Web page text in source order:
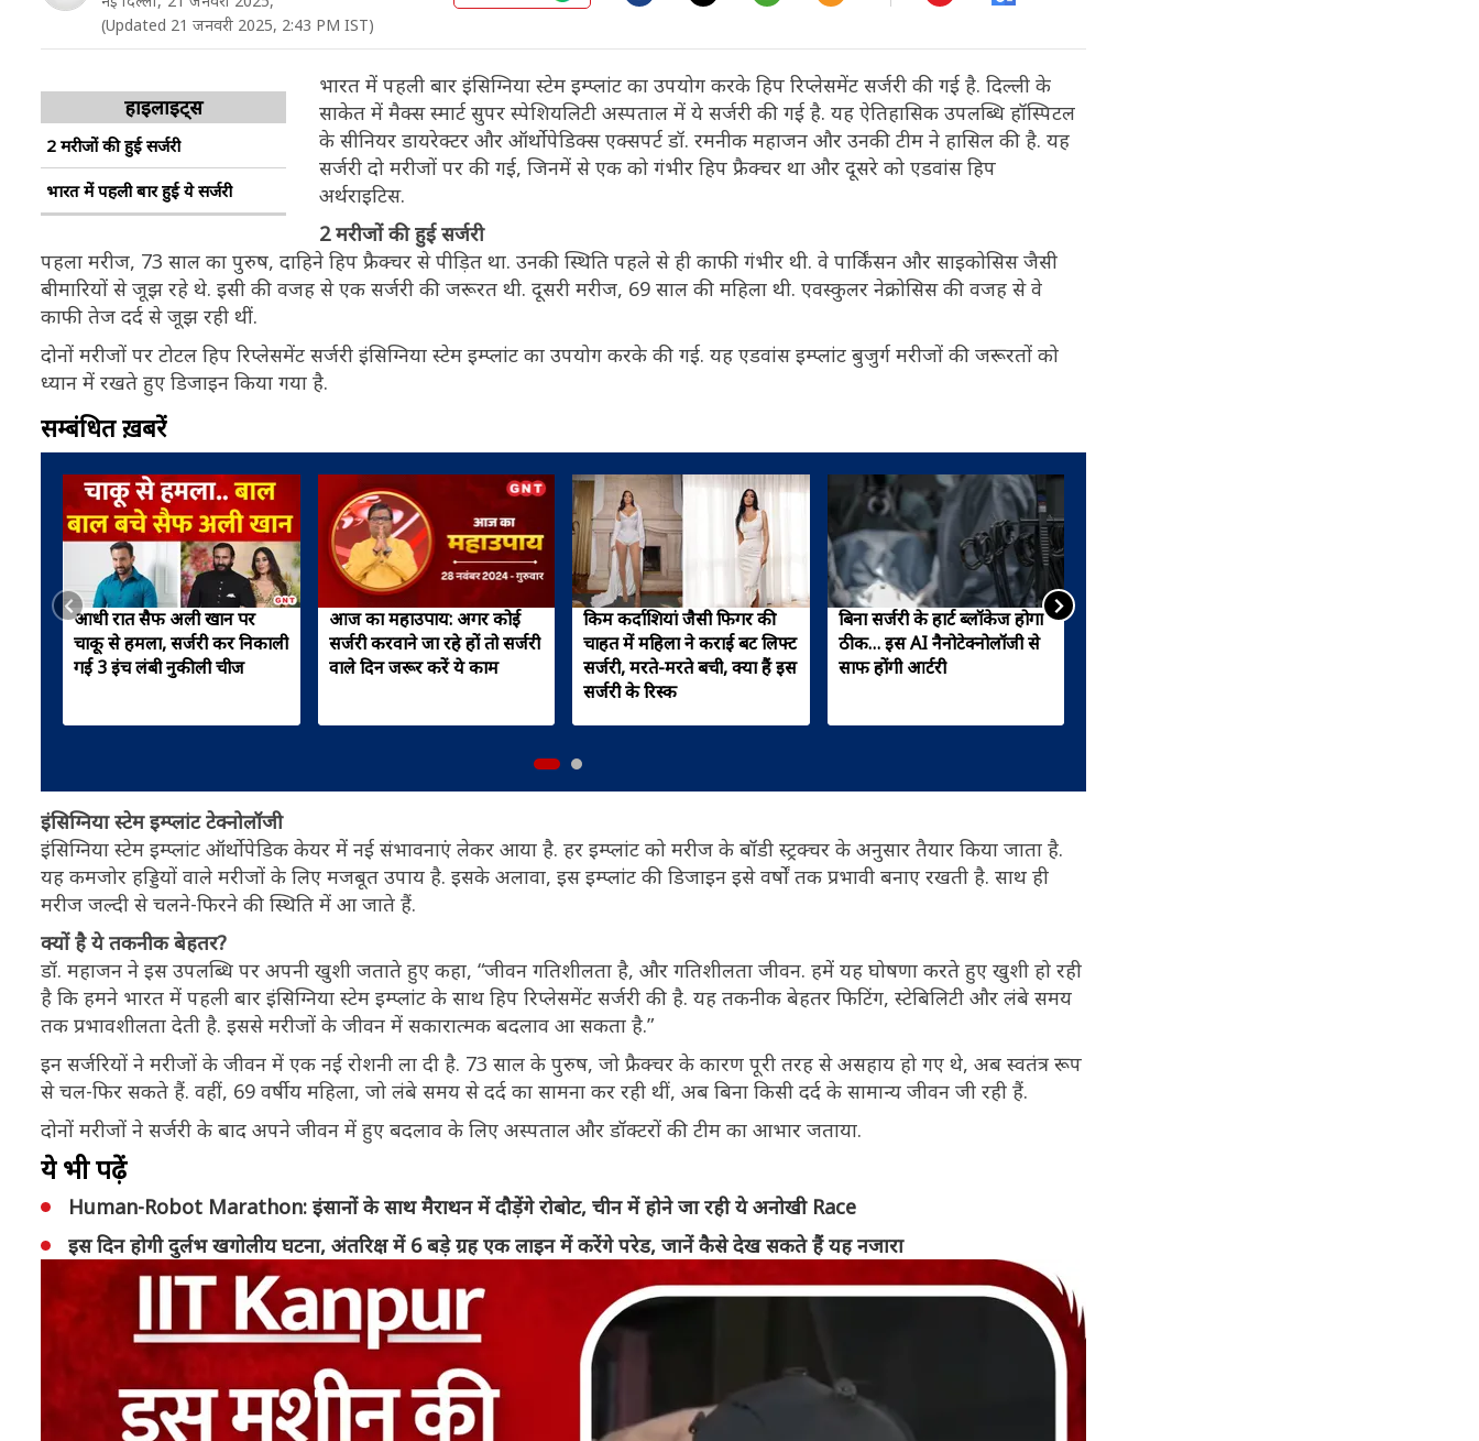
(Updated 21 जनवरी 2025, 2:43 PM IST)
हाइलाइट्स
2 मरीजों की हुई सर्जरी
भारत में पहली बार हुई ये सर्जरी
भारत में पहली बार इंसिग्निया स्टेम इम्प्लांट का उपयोग करके हिप रिप्लेसमेंट सर्जरी की गई है. दिल्ली के
साकेत में मैक्स स्मार्ट सुपर स्पेशियलिटी अस्पताल में ये सर्जरी की गई है. यह ऐतिहासिक उपलब्धि हॉस्पिटल
के सीनियर डायरेक्टर और ऑर्थोपेडिक्स एक्सपर्ट डॉ. रमनीक महाजन और उनकी टीम ने हासिल की है. यह
सर्जरी दो मरीजों पर की गई, जिनमें से एक को गंभीर हिप फ्रैक्चर था और दूसरे को एडवांस हिप
अर्थराइटिस.
2 मरीजों की हुई सर्जरी
पहला मरीज, 73 साल का पुरुष, दाहिने हिप फ्रैक्चर से पीड़ित था. उनकी स्थिति पहले से ही काफी गंभीर थी. वे पार्किंसन और साइकोसिस जैसी
बीमारियों से जूझ रहे थे. इसी की वजह से एक सर्जरी की जरूरत थी. दूसरी मरीज, 69 साल की महिला थी. एवस्कुलर नेक्रोसिस की वजह से वे
काफी तेज दर्द से जूझ रही थीं.
दोनों मरीजों पर टोटल हिप रिप्लेसमेंट सर्जरी इंसिग्निया स्टेम इम्प्लांट का उपयोग करके की गई. यह एडवांस इम्प्लांट बुजुर्ग मरीजों की जरूरतों को
ध्यान में रखते हुए डिजाइन किया गया है.
सम्बंधित ख़बरें
आधी रात सैफ अली खान पर
चाकू से हमला, सर्जरी कर निकाली
गई 3 इंच लंबी नुकीली चीज
आज का महाउपाय: अगर कोई
सर्जरी करवाने जा रहे हों तो सर्जरी
वाले दिन जरूर करें ये काम
किम कर्दाशियां जैसी फिगर की
चाहत में महिला ने कराई बट लिफ्ट
सर्जरी, मरते-मरते बची, क्या हैं इस
सर्जरी के रिस्क
बिना सर्जरी के हार्ट ब्लॉकेज होगा
ठीक… इस AI नैनोटेक्नोलॉजी से
साफ होंगी आर्टरी
इंसिग्निया स्टेम इम्प्लांट टेक्नोलॉजी
इंसिग्निया स्टेम इम्प्लांट ऑर्थोपेडिक केयर में नई संभावनाएं लेकर आया है. हर इम्प्लांट को मरीज के बॉडी स्ट्रक्चर के अनुसार तैयार किया जाता है.
यह कमजोर हड्डियों वाले मरीजों के लिए मजबूत उपाय है. इसके अलावा, इस इम्प्लांट की डिजाइन इसे वर्षों तक प्रभावी बनाए रखती है. साथ ही
मरीज जल्दी से चलने-फिरने की स्थिति में आ जाते हैं.
क्यों है ये तकनीक बेहतर?
डॉ. महाजन ने इस उपलब्धि पर अपनी खुशी जताते हुए कहा, “जीवन गतिशीलता है, और गतिशीलता जीवन. हमें यह घोषणा करते हुए खुशी हो रही
है कि हमने भारत में पहली बार इंसिग्निया स्टेम इम्प्लांट के साथ हिप रिप्लेसमेंट सर्जरी की है. यह तकनीक बेहतर फिटिंग, स्टेबिलिटी और लंबे समय
तक प्रभावशीलता देती है. इससे मरीजों के जीवन में सकारात्मक बदलाव आ सकता है.”
इन सर्जरियों ने मरीजों के जीवन में एक नई रोशनी ला दी है. 73 साल के पुरुष, जो फ्रैक्चर के कारण पूरी तरह से असहाय हो गए थे, अब स्वतंत्र रूप
से चल-फिर सकते हैं. वहीं, 69 वर्षीय महिला, जो लंबे समय से दर्द का सामना कर रही थीं, अब बिना किसी दर्द के सामान्य जीवन जी रही हैं.
दोनों मरीजों ने सर्जरी के बाद अपने जीवन में हुए बदलाव के लिए अस्पताल और डॉक्टरों की टीम का आभार जताया.
ये भी पढ़ें
Human-Robot Marathon: इंसानों के साथ मैराथन में दौड़ेंगे रोबोट, चीन में होने जा रही ये अनोखी Race
इस दिन होगी दुर्लभ खगोलीय घटना, अंतरिक्ष में 6 बड़े ग्रह एक लाइन में करेंगे परेड, जानें कैसे देख सकते हैं यह नजारा